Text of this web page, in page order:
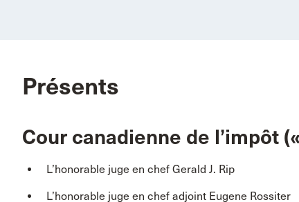
Présents
Cour canadienne de l’impôt
L’honorable juge en chef Gerald J. Rip
L’honorable juge en chef adjoint Eugene Rossiter